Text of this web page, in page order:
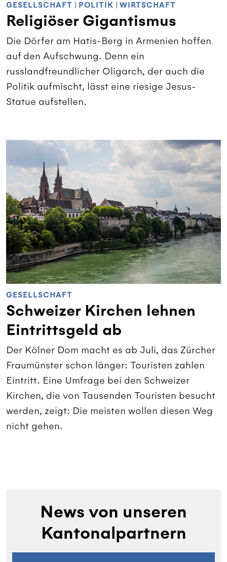
GESELLSCHAFT POLITIK WIRTSCHAFT
Religiöser Gigantismus
Die Dörfer am Hatis-Berg in Armenien hoffen
auf den Aufschwung. Denn ein
russlandfreundlicher Oligarch, der auch die
Politik aufmischt, lässt eine riesige Jesus-
Statue aufstellen.
GESELLSCHAFT
Schweizer Kirchen lehnen
Eintrittsgeld ab
Der Kölner Dom macht es ab Juli, das Zürcher
Fraumünster schon länger: Touristen zahlen
Eintritt. Eine Umfrage bei den Schweizer
Kirchen, die von Tausenden Touristen besucht
werden, zeigt: Die meisten wollen diesen Weg
nicht gehen.
News von unseren
Kantonalpartnern